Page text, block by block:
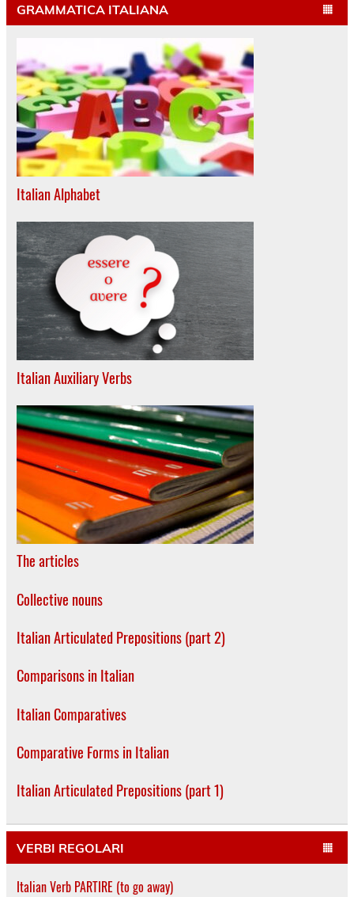
GRAMMATICA ITALIANA
Italian Alphabet
Italian Auxiliary Verbs
The articles
Collective nouns
Italian Articulated Prepositions (part 2)
Comparisons in Italian
Italian Comparatives
Comparative Forms in Italian
Italian Articulated Prepositions (part 1)
VERBI REGOLARI
Italian Verb PARTIRE (to go away)